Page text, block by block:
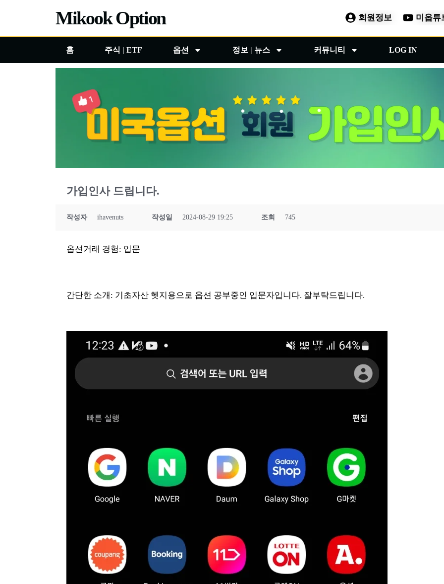
츠
Mikook Option 회원정보 미옵튜
홈 주식 | ETF 옵션 정보 | 뉴스 커뮤니티 LOG IN
가입인사 드립니다.
작성자 ihavenuts 작성일 2024-08-29 19:25 조회 745
옵션거래 경험: 입문
간단한 소개: 기초자산 헷지용으로 옵션 공부중인 입문자입니다. 잘부탁드립니다.